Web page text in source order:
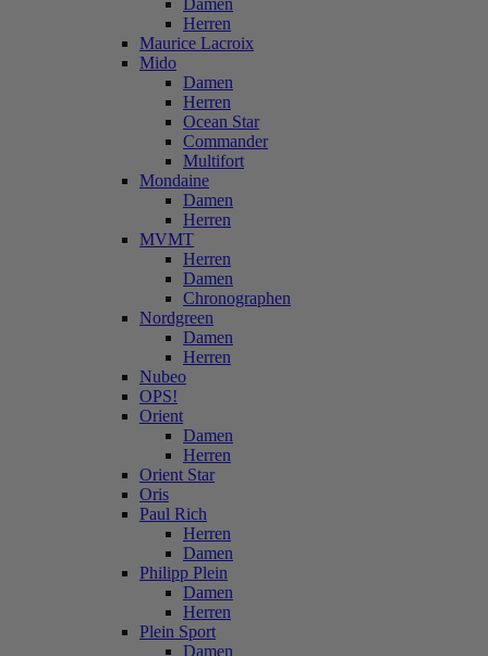
Damen
Herren
Maurice Lacroix
Mido
Damen
Herren
Ocean Star
Commander
Multifort
Mondaine
Damen
Herren
MVMT
Herren
Damen
Chronographen
Nordgreen
Damen
Herren
Nubeo
OPS!
Orient
Damen
Herren
Orient Star
Oris
Paul Rich
Herren
Damen
Philipp Plein
Damen
Herren
Plein Sport
Damen